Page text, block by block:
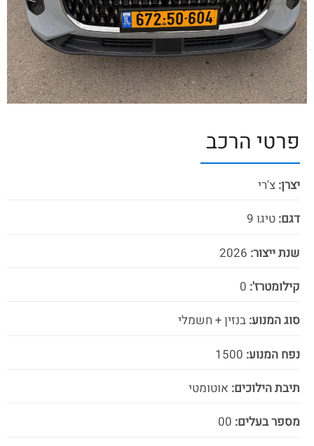
פרטי הרכב
יצרן: צ'רי
דגם: טיגו 9
שנת ייצור:
קילומטרז':
סוג המנוע: בנזין + חשמלי
נפח המנוע:
תיבת הילוכים: אוטומטי
מספר בעלים: